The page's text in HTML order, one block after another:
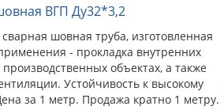
ВГП Ду32*3,2
шовная труба, изготовленная
- прокладка внутренних
объектах, а также
Устойчивость к высокому
за 1 метр. Продажа кратно 1 метру.